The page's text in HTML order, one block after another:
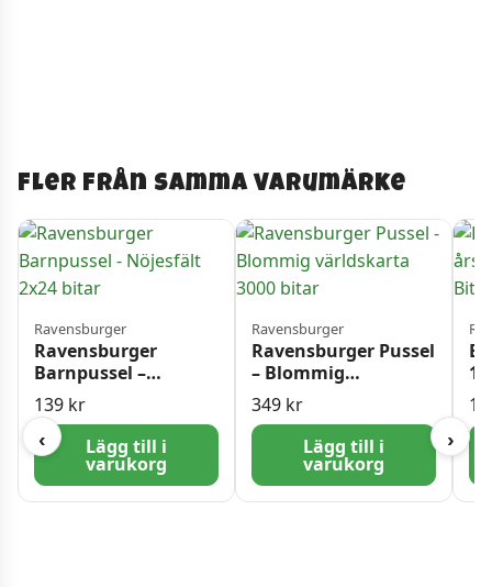
Fler från samma varumärke
‹
Ravensburger
Ravensburger
Barnpussel –
Nöjesfält 2×24 bitar
139 kr
Lägg till i
varukorg
Ravensburger
Ravensburger Pussel
– Blommig
världskarta 3000
bitar
349 kr
Lägg till i
varukorg
›